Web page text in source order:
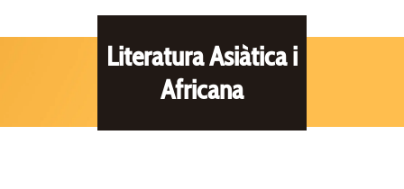
Literatura Asiàtica i
Africana